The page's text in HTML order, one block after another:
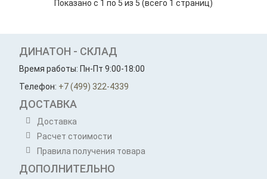
Показано с 1 по 5 из 5 (всего 1 страниц)
ДИНАТОН - СКЛАД
Время работы: Пн-Пт 9:00-18:00
Телефон: +7 (499) 322-4339
ДОСТАВКА
Доставка
Расчет стоимости
Правила получения товара
ДОПОЛНИТЕЛЬНО